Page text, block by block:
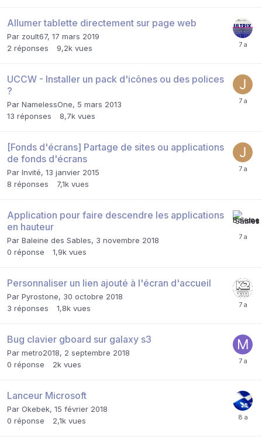
Allumer tablette directement sur page web
Par zoult67, 17 mars 2019
2 réponses 9,2k vues
UCCW - Installer un pack d'icônes ou des polices
?
Par NamelessOne, 5 mars 2013
13 réponses 8,7k vues
[Fonds d'écrans] Partage de sites ou applications
de fonds d'écrans
Par Invité, 13 janvier 2015
8 réponses 7,1k vues
Application pour faire descendre les applications
en hauteur
Par Baleine des Sables, 3 novembre 2018
0 réponse 1,9k vues
Personnaliser un lien ajouté à l'écran d'accueil
Par Pyrostone, 30 octobre 2018
3 réponses 1,8k vues
Bug clavier gboard sur galaxy s3
Par metro2018, 2 septembre 2018
0 réponse 2k vues
Lanceur Microsoft
Par Okebek, 15 février 2018
0 réponse 2,1k vues